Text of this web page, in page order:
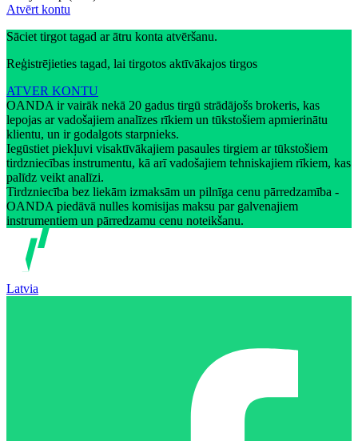
Atvērt kontu
Sāciet tirgot tagad ar ātru konta atvēršanu.
Reģistrējieties tagad, lai tirgotos aktīvākajos tirgos
ATVER KONTU
OANDA ir vairāk nekā 20 gadus tirgū strādājošs brokeris, kas
lepojas ar vadošajiem analīzes rīkiem un tūkstošiem apmierinātu
klientu, un ir godalgots starpnieks.
Iegūstiet piekļuvi visaktīvākajiem pasaules tirgiem ar tūkstošiem
tirdzniecības instrumentu, kā arī vadošajiem tehniskajiem rīkiem, kas
palīdz veikt analīzi.
Tirdzniecība bez liekām izmaksām un pilnīga cenu pārredzamība -
OANDA piedāvā nulles komisijas maksu par galvenajiem
instrumentiem un pārredzamu cenu noteikšanu.
Latvia